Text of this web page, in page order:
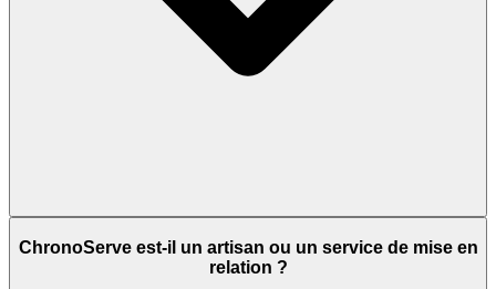
ChronoServe est-il un artisan ou un service de mise en
relation ?